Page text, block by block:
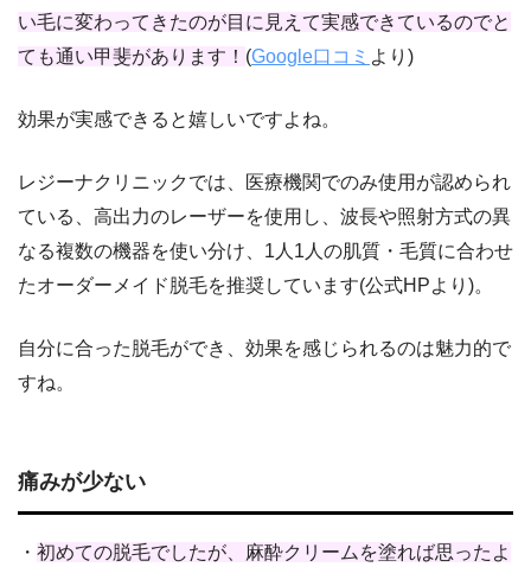
い毛に変わってきたのが目に見えて実感できているのでと
ても通い甲斐があります！ (Google口コミ より)
効果が実感できると嬉しいですよね。
レジーナクリニックでは、医療機関でのみ使用が認められ
ている、高出力のレーザーを使用し、波長や照射方式の異
なる複数の機器を使い分け、1人1人の肌質・毛質に合わせ
たオーダーメイド脱毛を推奨しています(公式HPより)。
自分に合った脱毛ができ、効果を感じられるのは魅力的で
すね。
痛みが少ない
・ 初めての脱毛でしたが、麻酔クリームを塗れば思ったよ